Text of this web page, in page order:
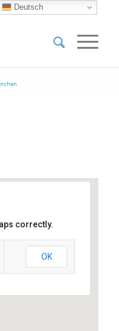
correctly.
OK
Deutsch